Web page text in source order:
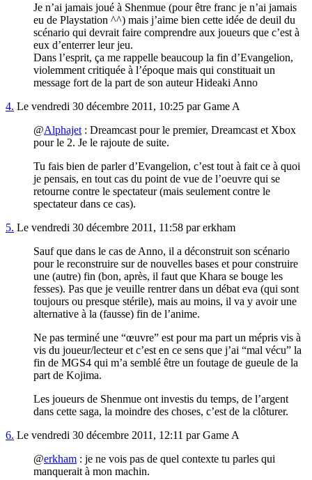
Je n’ai jamais joué à Shenmue (pour être franc je n’ai jamais
eu de Playstation ^^) mais j’aime bien cette idée de deuil du
scénario qui devrait faire comprendre aux joueurs que c’est à
eux d’enterrer leur jeu.
Dans l’esprit, ça me rappelle beaucoup la fin d’Evangelion,
violemment critiquée à l’époque mais qui constituait un
message fort de la part de son auteur Hideaki Anno
4. Le vendredi 30 décembre 2011, 10:25 par Game A
@Alphajet : Dreamcast pour le premier, Dreamcast et Xbox
pour le 2. Je le rajoute de suite.
Tu fais bien de parler d’Evangelion, c’est tout à fait ce à quoi
je pensais, en tout cas du point de vue de l’oeuvre qui se
retourne contre le spectateur (mais seulement contre le
spectateur dans ce cas).
5. Le vendredi 30 décembre 2011, 11:58 par erkham
Sauf que dans le cas de Anno, il a déconstruit son scénario
pour le reconstruire sur de nouvelles bases et pour construire
une (autre) fin (bon, après, il faut que Khara se bouge les
fesses). Pas que je veuille rentrer dans un débat eva (qui sont
toujours ou presque stérile), mais au moins, il va y avoir une
alternative à la (fausse) fin de l’anime.
Ne pas terminé une “œuvre” est pour ma part un mépris vis à
vis du joueur/lecteur et c’est en ce sens que j’ai “mal vécu” la
fin de MGS4 qui m’a semblé être un foutage de gueule de la
part de Kojima.
Les joueurs de Shenmue ont investis du temps, de l’argent
dans cette saga, la moindre des choses, c’est de la clôturer.
6. Le vendredi 30 décembre 2011, 12:11 par Game A
@erkham : je ne vois pas de quel contexte tu parles qui
manquerait à mon machin.